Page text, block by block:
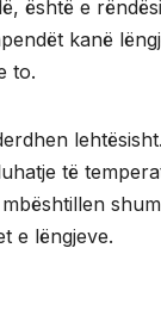
është e
kanë
to.
të
e lëngjeve.